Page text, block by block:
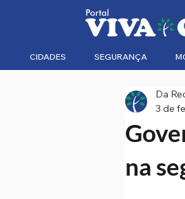
CIDADES SEGURANÇA
na
Da
3 de